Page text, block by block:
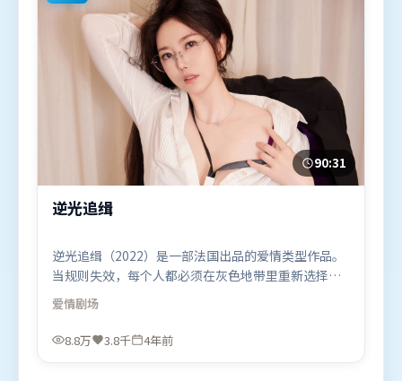
90:31
逆光追缉
逆光追缉（2022）是一部法国出品的爱情类型作品。
当规则失效，每个人都必须在灰色地带里重新选择立
场与底线。动作场面设计讲究空间与节奏，文戏部分
同样扎实耐嚼。由冯小刚执导，雷佳音、章子怡、周
冬雨，汤唯、吴京等联袂出演。影片于2022年3月2日
爱情剧场
8.8万 3.8千 4年前